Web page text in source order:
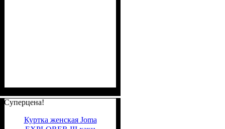
Суперцена!
Куртка женская Joma